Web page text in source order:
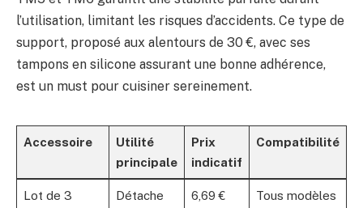
l’utilisation, limitant les risques d’accidents. Ce type de
support, proposé aux alentours de 30 €, avec ses
tampons en silicone assurant une bonne adhérence,
est un must pour cuisiner sereinement.
Accessoire
Utilité
principale
Prix
indicatif
Compatibilité
Lot de 3
Détache
6,69 €
Tous modèles